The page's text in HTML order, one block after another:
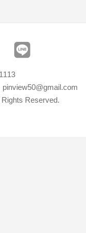
Reserved.